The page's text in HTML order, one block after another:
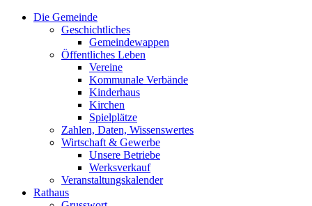
Die Gemeinde
Geschichtliches
Gemeindewappen
Öffentliches Leben
Vereine
Kommunale Verbände
Kinderhaus
Kirchen
Spielplätze
Zahlen, Daten, Wissenswertes
Wirtschaft & Gewerbe
Unsere Betriebe
Werksverkauf
Veranstaltungskalender
Rathaus